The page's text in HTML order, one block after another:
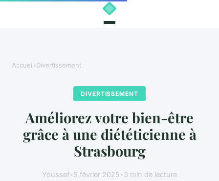
Accueil›Divertissement
DIVERTISSEMENT
Améliorez votre bien-être
grâce à une diététicienne à
Strasbourg
Youssef•5 février 2025•3 min de lecture